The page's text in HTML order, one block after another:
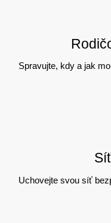
Spravujte, kdy a jak
Uchovejte svou síť